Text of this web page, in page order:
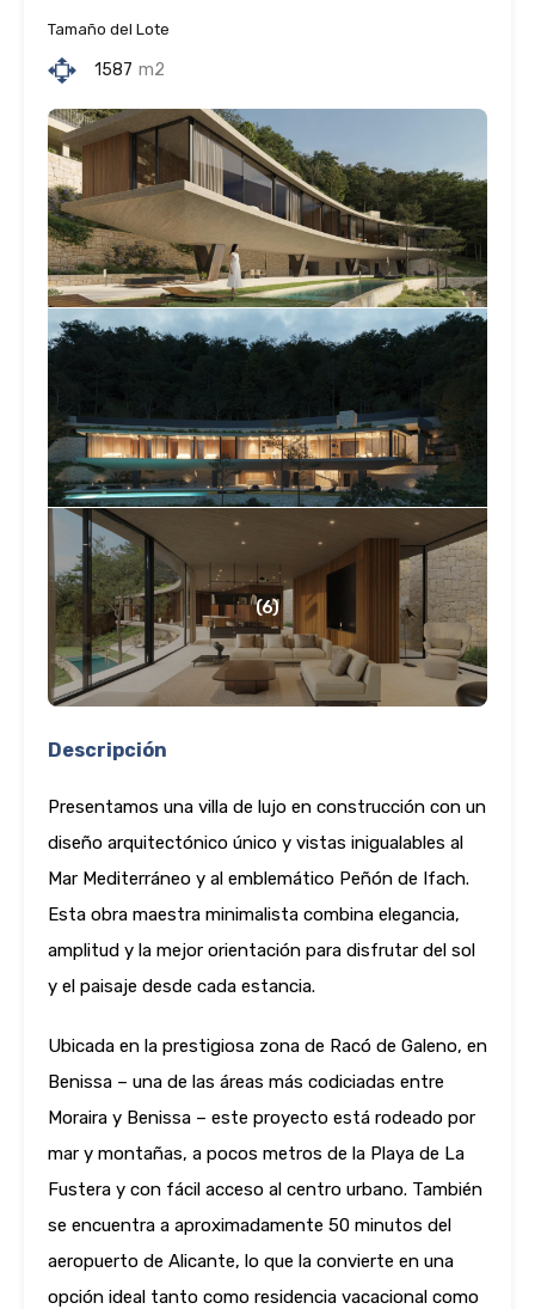
Tamaño del Lote
1587 m2
(6)
Descripción
Presentamos una villa de lujo en construcción con un
diseño arquitectónico único y vistas inigualables al
Mar Mediterráneo y al emblemático Peñón de Ifach.
Esta obra maestra minimalista combina elegancia,
amplitud y la mejor orientación para disfrutar del sol
y el paisaje desde cada estancia.
Ubicada en la prestigiosa zona de Racó de Galeno, en
Benissa – una de las áreas más codiciadas entre
Moraira y Benissa – este proyecto está rodeado por
mar y montañas, a pocos metros de la Playa de La
Fustera y con fácil acceso al centro urbano. También
se encuentra a aproximadamente 50 minutos del
aeropuerto de Alicante, lo que la convierte en una
opción ideal tanto como residencia vacacional como